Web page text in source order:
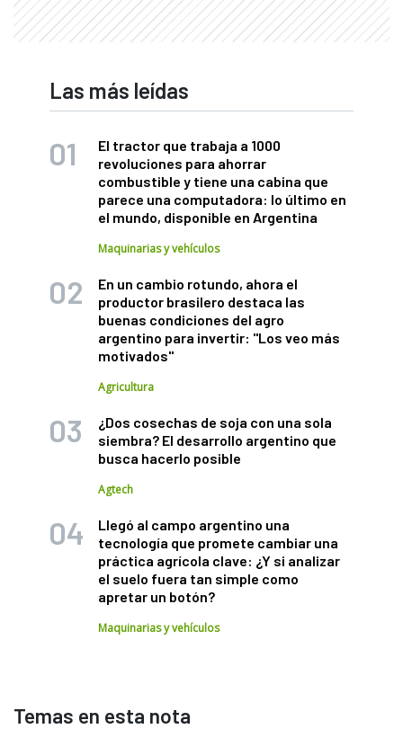
Las más leídas
El tractor que trabaja a 1000
revoluciones para ahorrar
combustible y tiene una cabina que
parece una computadora: lo último en
el mundo, disponible en Argentina
Maquinarias y vehículos
En un cambio rotundo, ahora el
productor brasilero destaca las
buenas condiciones del agro
argentino para invertir: "Los veo más
motivados"
Agricultura
¿Dos cosechas de soja con una sola
siembra? El desarrollo argentino que
busca hacerlo posible
Agtech
Llegó al campo argentino una
tecnología que promete cambiar una
práctica agrícola clave: ¿Y si analizar
el suelo fuera tan simple como
apretar un botón?
Maquinarias y vehículos
Temas en esta nota